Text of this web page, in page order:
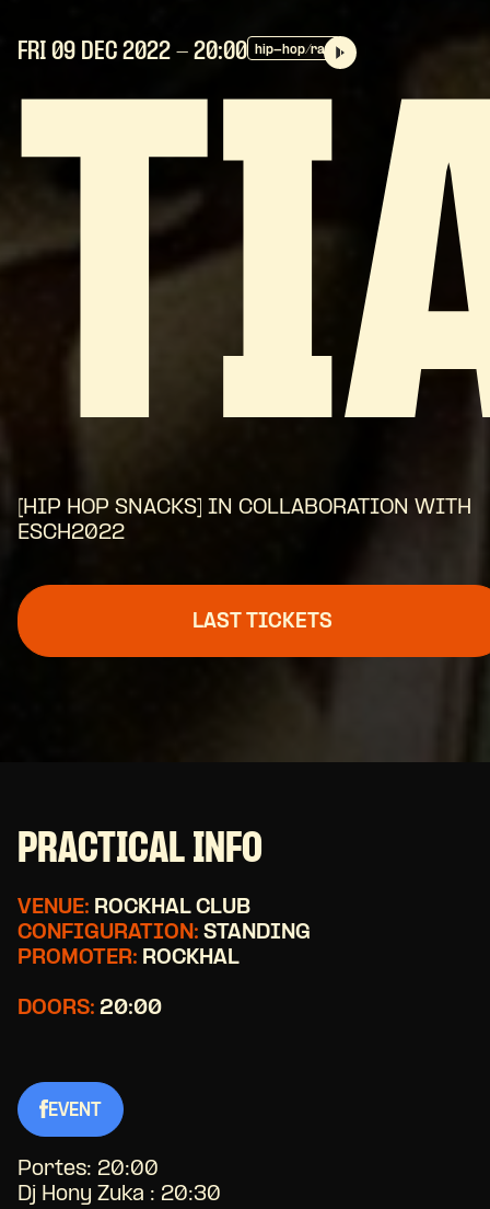
FRI 09 DEC 2022 - 20:00 hip-hop/rap
[HIP HOP SNACKS] IN COLLABORATION WITH
ESCH2022
LAST TICKETS
PRACTICAL INFO
VENUE: ROCKHAL CLUB
CONFIGURATION: STANDING
PROMOTER: ROCKHAL
DOORS: 20:00
EVENT
Portes: 20:00
Dj Hony Zuka : 20:30